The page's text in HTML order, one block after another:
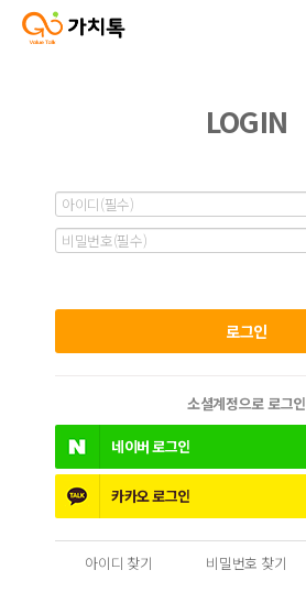
LOGIN
소셜계정으로 로그인
네이버로그인
카카오로그인
아이디 찾기 비밀번호 찾기